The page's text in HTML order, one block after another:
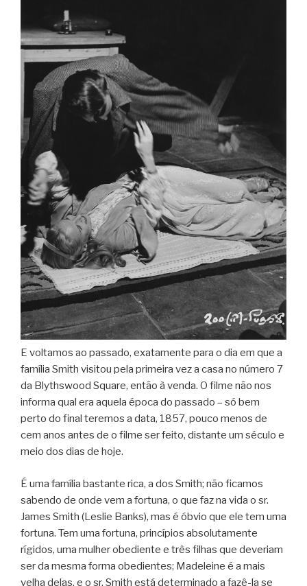
E voltamos ao passado, exatamente para o dia em que a
família Smith visitou pela primeira vez a casa no número 7
da Blythswood Square, então à venda. O filme não nos
informa qual era aquela época do passado – só bem
perto do final teremos a data, 1857, pouco menos de
cem anos antes de o filme ser feito, distante um século e
meio dos dias de hoje.
É uma família bastante rica, a dos Smith; não ficamos
sabendo de onde vem a fortuna, o que faz na vida o sr.
James Smith (Leslie Banks), mas é óbvio que ele tem uma
fortuna. Tem uma fortuna, princípios absolutamente
rígidos, uma mulher obediente e três filhas que deveriam
ser da mesma forma obedientes; Madeleine é a mais
velha delas, e o sr. Smith está determinado a fazê-la se